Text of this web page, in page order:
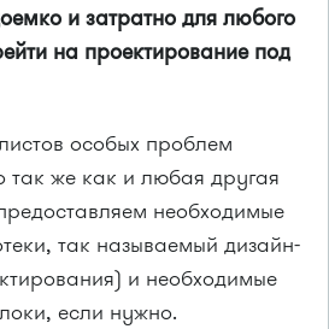
и затратно для любого
на проектирование под
особых проблем
так же как и любая другая
необходимые
так называемый дизайн-
и необходимые
если нужно.